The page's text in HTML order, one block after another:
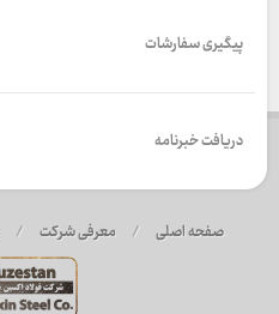
پیگیری سفارشات
دریافت خبرنامه
صفحه اصلی / معرفی شرکت /